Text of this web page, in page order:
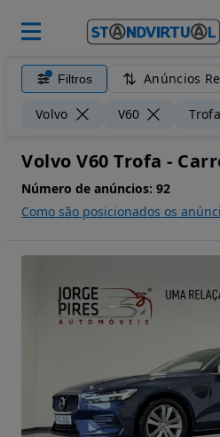
Filtros Anúncios
Volvo V60 Trofa
Volvo V60 Trofa -
Número de anúncios: 92
Como são posicionados os